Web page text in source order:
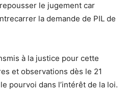
le jugement car
la demande de PIL de
à la justice pour cette
et observations dès le 21
pourvoi dans l’intérêt de la loi.